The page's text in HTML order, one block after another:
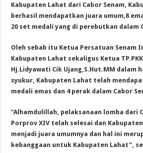
Kabupaten Lahat dari Cabor Senam,
berhasil mendapatkan juara umum,8
20 set medali yang di perebutkan dalam
Oleh sebab itu Ketua Persatuan Senam
Kabupaten Lahat sekaligus Ketua
Hj.Lidyawati Cik Ujang,S.Hut.MM dalam
syukur, Kabupaten Lahat telah
medali emas dan 4 perak dalam Cabor
“Alhamdulillah, pelaksanaan lomba dari
Porprov XIV telah selesai dan
menjadi juara umumnya dan hal ini
kebanggaan untuk Kabupaten Lahat”,